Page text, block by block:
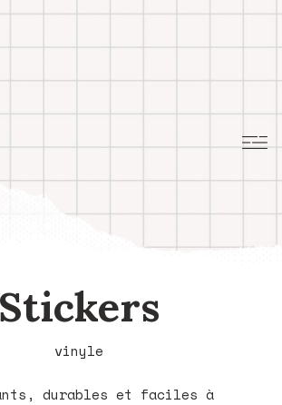
Stickers
vinyle
durables et faciles à